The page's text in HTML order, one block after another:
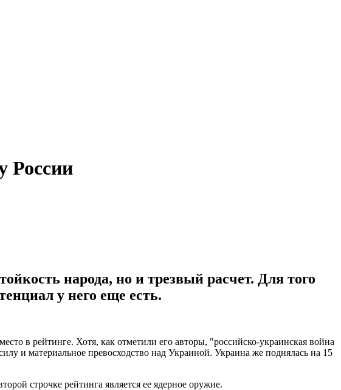
России
народа, но и трезвый расчет. Для того
у него еще есть.
в рейтинге. Хотя, как отметили его авторы, "российско-украинская война
и материальное превосходство над Украиной. Украина же поднялась на 15
строчке рейтинга является ее ядерное оружие.